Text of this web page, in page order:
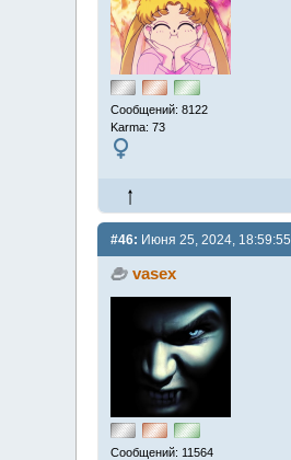
Сообщений: 8122
Karma: 73
#46: Июня 25, 2024, 18:59:55
vasex
Сообщений: 11564